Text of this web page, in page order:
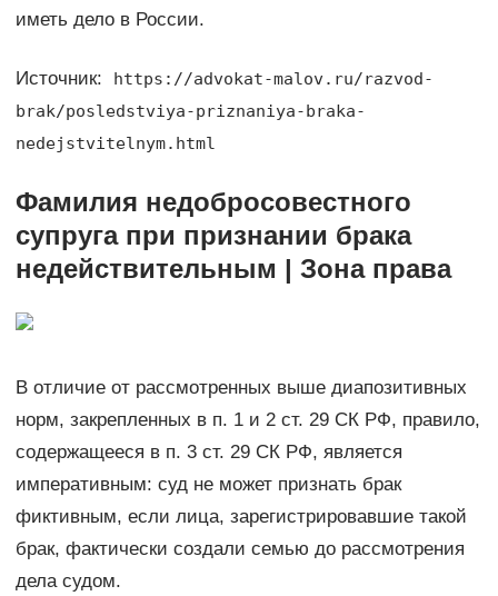
иметь дело в России.
Источник:
https://advokat-malov.ru/razvod-
brak/posledstviya-priznaniya-braka-
nedejstvitelnym.html
Фамилия недобросовестного
супруга при признании брака
недействительным | Зона права
В отличие от рассмотренных выше диапозитивных
норм, закрепленных в п. 1 и 2 ст. 29 СК РФ, правило,
содержащееся в п. 3 ст. 29 СК РФ, является
императивным: суд не может признать брак
фиктивным, если лица, зарегистрировавшие такой
брак, фактически создали семью до рассмотрения
дела судом.